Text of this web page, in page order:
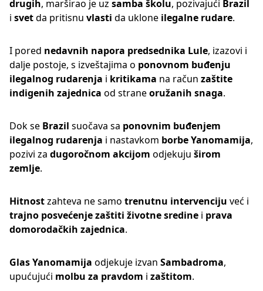
drugih, marširao je uz samba školu, pozivajući Brazil
i svetda pritisnu vlasti da uklone ilegalne rudare.
I pored nedavnih napora predsednika Lule, izazovi i
dalje postoje, s izveštajima o ponovnom buđenju
ilegalnog rudarenja i kritikama na račun zaštite
indigenih zajednica od straneoružanih snaga.
Dok se Brazil suočava sa ponovnim buđenjem
ilegalnog rudarenja i nastavkom borbe Yanomamija,
pozivi za dugoročnom akcijom odjekuju širom
zemlje.
Hitnostzahteva ne samo trenutnu intervenciju već i
trajno posvećenjezaštiti životne sredine i prava
domorodačkih zajednica.
Glas Yanomamija odjekuje izvan Sambadroma,
upućujući molbu za pravdom i zaštitom.